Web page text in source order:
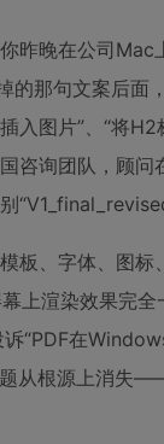
昨晚在公司Mac
那句文案后面
入图片”、“将
咨询团队，顾
板、字体、图标
上渲染效果完
“PDF在
从根源上消失